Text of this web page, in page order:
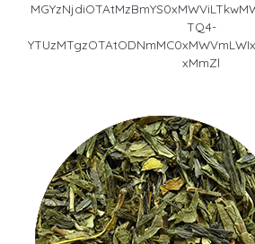
TQ4-
xMmZl